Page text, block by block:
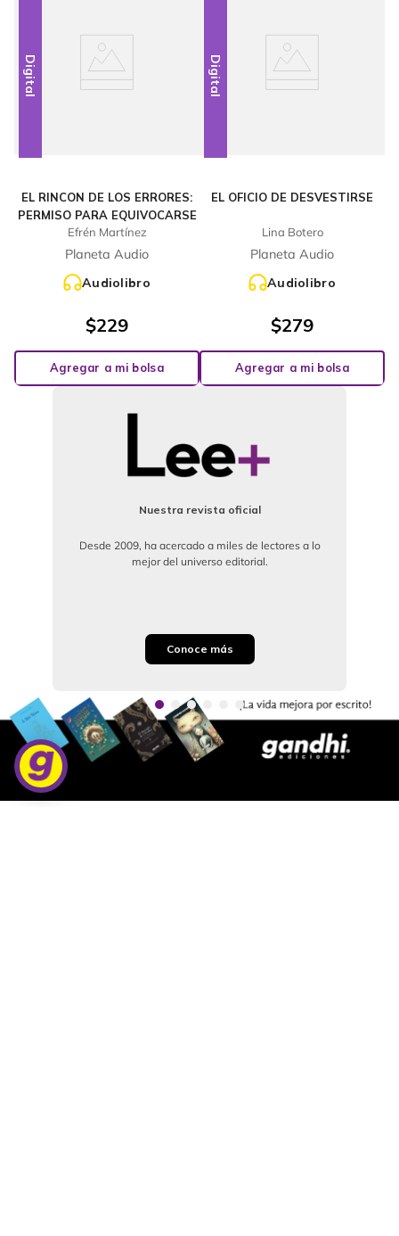
Digital
EL RINCON DE LOS ERRORES:
PERMISO PARA EQUIVOCARSE
Efrén Martínez
Planeta Audio
Audiolibro
$229
Agregar a mi bolsa
Digital
EL OFICIO DE DESVESTIRSE
Lina Botero
Planeta Audio
Audiolibro
$279
Agregar a mi bolsa
Nuestra revista oficial
Desde 2009, ha acercado a miles de lectores a lo
mejor del universo editorial.
Conoce más